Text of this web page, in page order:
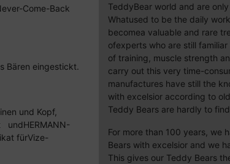
Come-Back
Bären eingestickt.
und Kopf,
undHERMANN-
fürVize-
TeddyBear world and are
Whatused to be the daily
becomea valuable and rare
ofexperts who are still
of training, muscle strength
carry out this very time-
manufactures have still the
with excelsior according to
Teddy Bears are hardly to
For more than 100 years, we
Bears with excelsior and we
This gives our Teddy Bears